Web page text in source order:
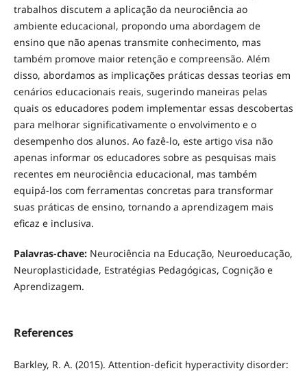
trabalhos discutem a aplicação da neurociência ao
ambiente educacional, propondo uma abordagem de
ensino que não apenas transmite conhecimento, mas
também promove maior retenção e compreensão. Além
disso, abordamos as implicações práticas dessas teorias em
cenários educacionais reais, sugerindo maneiras pelas
quais os educadores podem implementar essas descobertas
para melhorar significativamente o envolvimento e o
desempenho dos alunos. Ao fazê-lo, este artigo visa não
apenas informar os educadores sobre as pesquisas mais
recentes em neurociência educacional, mas também
equipá-los com ferramentas concretas para transformar
suas práticas de ensino, tornando a aprendizagem mais
eficaz e inclusiva.
Palavras-chave:Neurociência na Educação, Neuroeducação,
Neuroplasticidade, Estratégias Pedagógicas, Cognição e
Aprendizagem.
References
Barkley, R. A. (2015). Attention-deficit hyperactivity disorder: